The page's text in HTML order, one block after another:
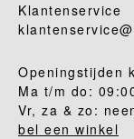
Klantenservice
Openingstijden
Ma t/m do:
Vr, za & zo:
bel een winkel